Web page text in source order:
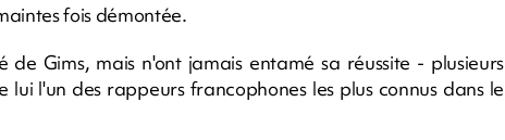
fois démontée.
Gims, mais n'ont jamais entamé sa réussite - plusieurs
lui l'un des rappeurs francophones les plus connus dans le